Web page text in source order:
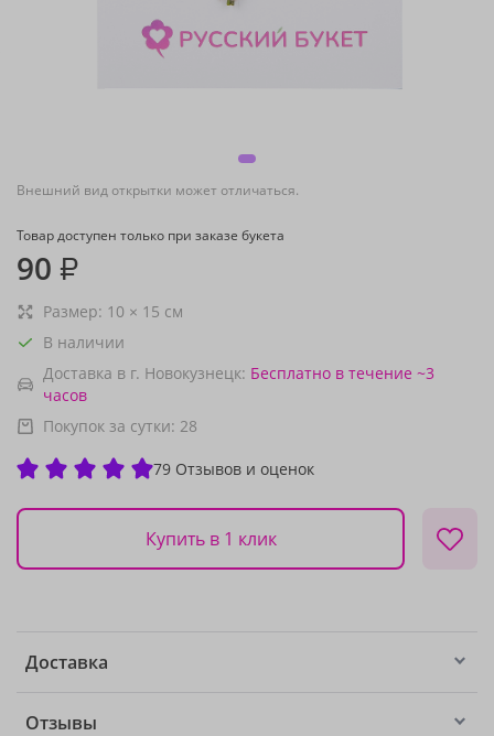
Внешний вид открытки может отличаться.
Товар доступен только при заказе букета
90 ₽
Размер: 10 × 15 см
В наличии
Доставка в г. Новокузнецк: Бесплатно в течение ~3
часов
Покупок за сутки: 28
79 Отзывов и оценок
Купить в 1 клик
Доставка
Отзывы